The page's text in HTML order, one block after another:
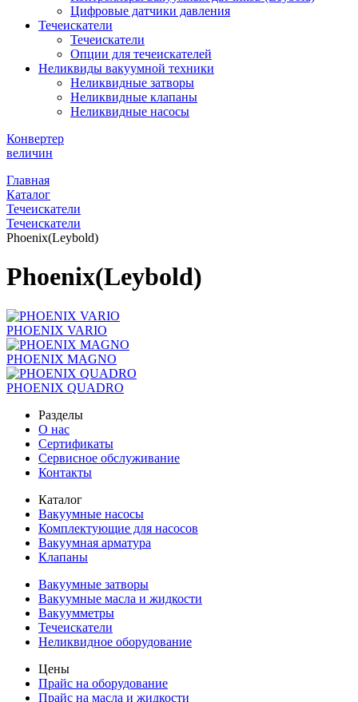
Цифровые датчики давления
Течеискатели
Течеискатели
Опции для течеискателей
Неликвиды вакуумной техники
Неликвидные затворы
Неликвидные клапаны
Неликвидные насосы
Конвертер
величин
Главная
Каталог
Течеискатели
Течеискатели
Phoenix(Leybold)
Phoenix(Leybold)
PHOENIX VARIO
PHOENIX MAGNO
PHOENIX QUADRO
Разделы
О нас
Сертификаты
Сервисное обслуживание
Контакты
Каталог
Вакуумные насосы
Комплектующие для насосов
Вакуумная арматура
Клапаны
Вакуумные затворы
Вакуумные масла и жидкости
Вакуумметры
Течеискатели
Неликвидное оборудование
Цены
Прайс на оборудование
Прайс на масла и жидкости